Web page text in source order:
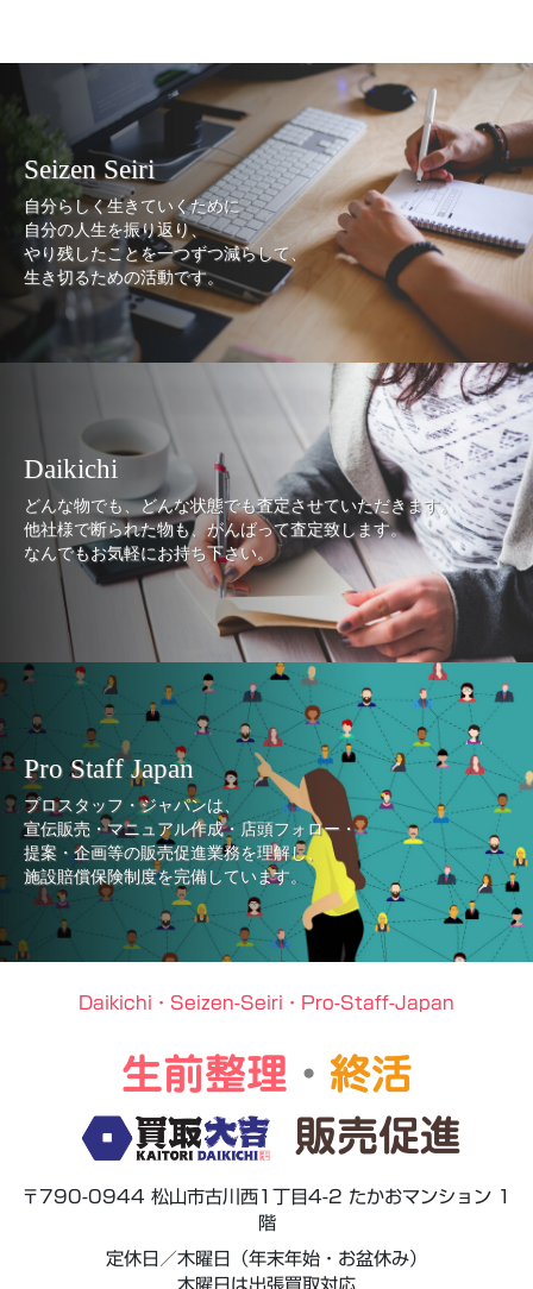
Seizen Seiri
自分らしく生きていくために
自分の人生を振り返り、
やり残したことを一つずつ減らして、
生き切るための活動です。
Daikichi
どんな物でも、どんな状態でも査定させていただきます。
他社様で断られた物も、がんばって査定致します。
なんでもお気軽にお持ち下さい。
Pro Staff Japan
プロスタッフ・ジャパンは、
宣伝販売・マニュアル作成・店頭フォロー・
提案・企画等の販売促進業務を理解し、
施設賠償保険制度を完備しています。
Daikichi・Seizen-Seiri・Pro-Staff-Japan
生前整理 ・ 終活
販売促進
〒790-0944 松山市古川西1丁目4-2 たかおマンション 1
階
定休日／木曜日（年末年始・お盆休み）
木曜日は出張買取対応